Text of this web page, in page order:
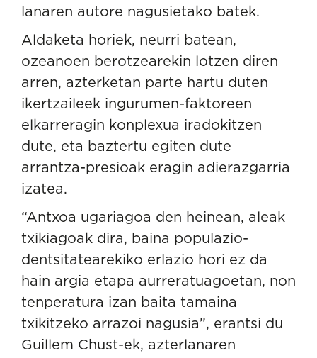
lanaren autore nagusietako batek.
Aldaketa horiek, neurri batean,
ozeanoen berotzearekin lotzen diren
arren, azterketan parte hartu duten
ikertzaileek ingurumen-faktoreen
elkarreragin konplexua iradokitzen
dute, eta baztertu egiten dute
arrantza-presioak eragin adierazgarria
izatea.
“Antxoa ugariagoa den heinean, aleak
txikiagoak dira, baina populazio-
dentsitatearekiko erlazio hori ez da
hain argia etapa aurreratuagoetan, non
tenperatura izan baita tamaina
txikitzeko arrazoi nagusia”, erantsi du
Guillem Chust-ek, azterlanaren